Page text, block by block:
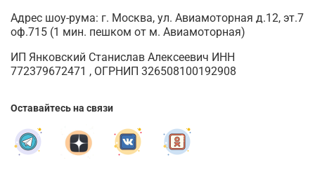
Адрес шоу-рума: г. Москва, ул. Авиамоторная д.12, эт.7
оф.715 (1 мин. пешком от м. Авиамоторная)
ИП Янковский Станислав Алексеевич ИНН
772379672471 , ОГРНИП 326508100192908
Оставайтесь на связи